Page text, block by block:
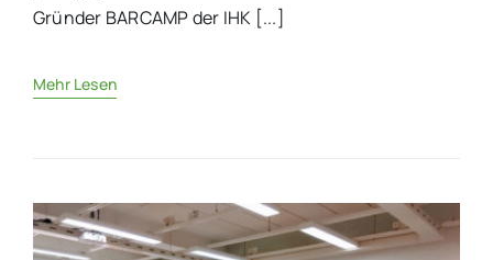
Gründer BARCAMP der IHK [...]
Mehr Lesen